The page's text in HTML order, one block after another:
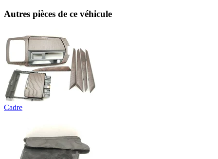
Autres pièces de ce véhicule
Cadre